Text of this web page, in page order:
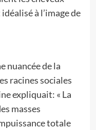
à l’image de
nuancée de la
racines sociales
expliquait: « La
masses
totale